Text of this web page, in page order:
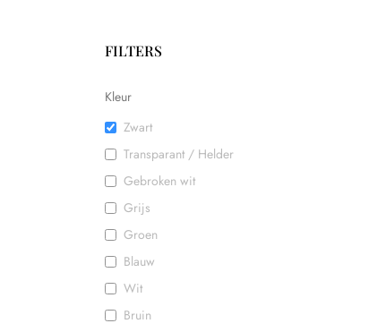
FILTERS
Kleur
Zwart
Transparant / Helder
Gebroken wit
Grijs
Groen
Blauw
Wit
Bruin